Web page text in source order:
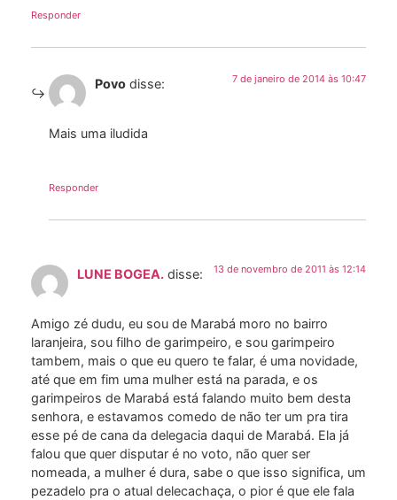
Responder
Povo disse: 7 de janeiro de 2014 às 10:47
Mais uma iludida
Responder
LUNE BOGEA. disse: 13 de novembro de 2011 às 12:14
Amigo zé dudu, eu sou de Marabá moro no bairro
laranjeira, sou filho de garimpeiro, e sou garimpeiro
tambem, mais o que eu quero te falar, é uma novidade,
até que em fim uma mulher está na parada, e os
garimpeiros de Marabá está falando muito bem desta
senhora, e estavamos comedo de não ter um pra tira
esse pé de cana da delegacia daqui de Marabá. Ela já
falou que quer disputar é no voto, não quer ser
nomeada, a mulher é dura, sabe o que isso significa, um
pezadelo pra o atual delecachaça, o pior é que ele fala